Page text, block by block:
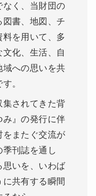
なく、当財団の
図書、地図、チ
料を用いて、多
化、生活、自
域への思いを共
。
されてきた背
み』の発行に伴
をまたぐ交流が
刊誌を通し
思いを、いわば
に共有する瞬間